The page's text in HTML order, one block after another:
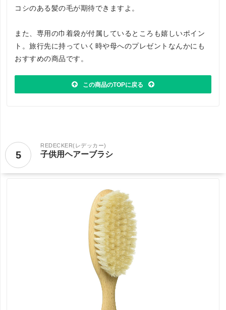
コシのある髪の毛が期待できますよ。
また、専用の巾着袋が付属しているところも嬉しいポイン
ト。旅行先に持っていく時や母へのプレゼントなんかにも
おすすめの商品です。
この商品のTOPに戻る
5
REDECKER(レデッカー)
子供用ヘアーブラシ